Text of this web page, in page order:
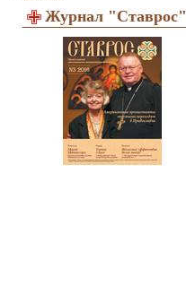
Журнал "Ставрос"